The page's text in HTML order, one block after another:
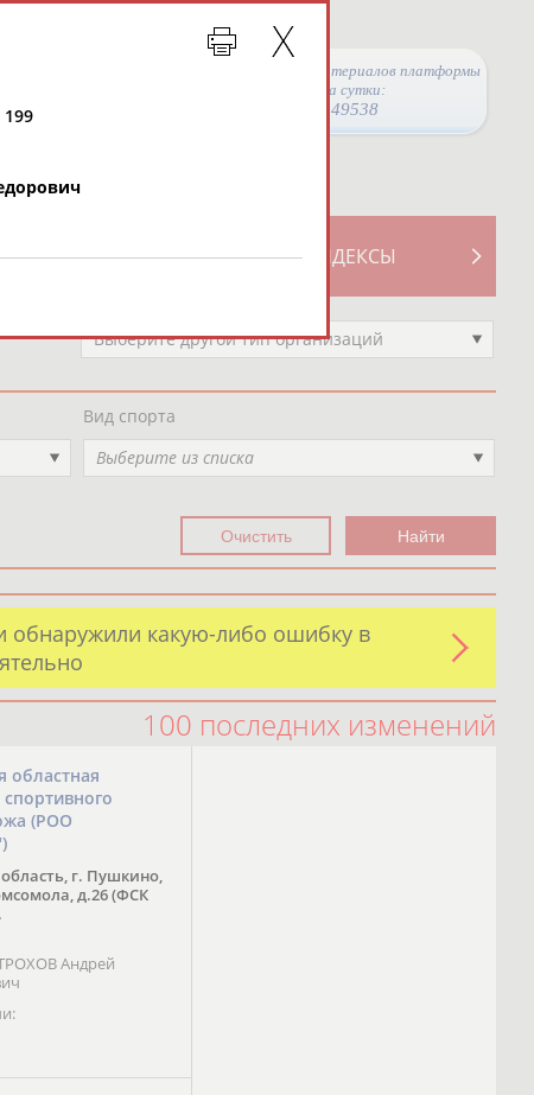
Просмотры материалов платформы
за сутки:
49538
СВОДНЫЕ ИНДЕКСЫ
Выберите другой тип организаций
Вид спорта
Выберите из списка
обнаружили какую-либо ошибку в
100 последних изменений
областная
(РОО
г. Пушкино,
д.26 (ФСК
Андрей